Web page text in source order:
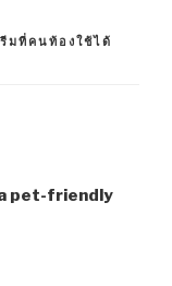
มที่คนท้องใช้ได้
pet-friendly